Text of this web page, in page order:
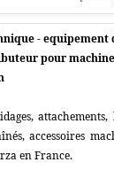
- equipement
pour
accessoires
en France.